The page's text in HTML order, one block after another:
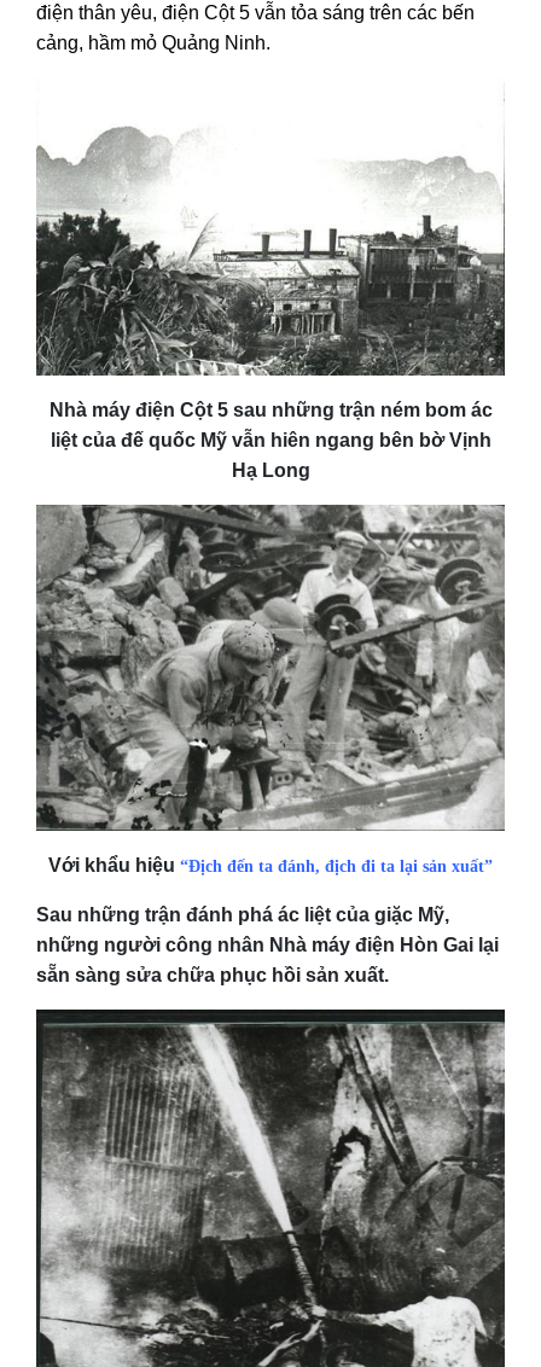
điện thân yêu, điện Cột 5 vẫn tỏa sáng trên các bến
cảng, hầm mỏ Quảng Ninh.
Nhà máy điện Cột 5 sau những trận ném bom ác
liệt của đế quốc Mỹ vẫn hiên ngang bên bờ Vịnh
Hạ Long
Với khẩu hiệu “Địch đến ta đánh, địch đi ta lại sản xuất”
Sau những trận đánh phá ác liệt của giặc Mỹ,
những người công nhân Nhà máy điện Hòn Gai lại
sẵn sàng sửa chữa phục hồi sản xuất.